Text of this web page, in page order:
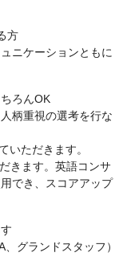
方
ニケーションともに
ろんOK
柄重視の選考を行な
いただきます。
きます。英語コンサ
でき、スコアアップ
グランドスタッフ）